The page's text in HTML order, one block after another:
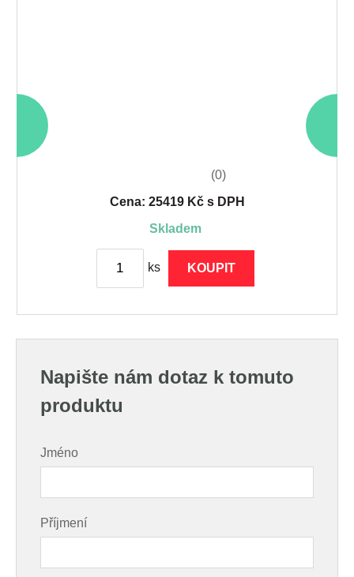
(0)
Cena: 25419 Kč s DPH
skladem
ks KOUPIT
Napište nám dotaz k tomuto
produktu
Jméno
Příjmení